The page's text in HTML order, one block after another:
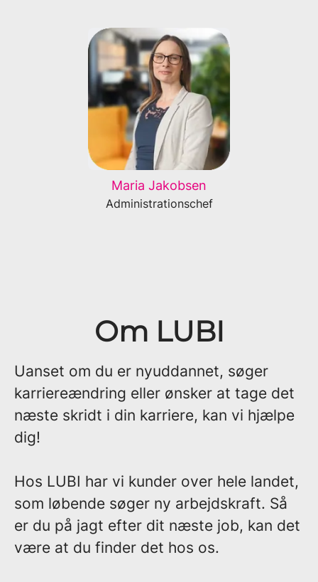
Maria Jakobsen
Administrationschef
Om LUBI
Uanset om du er nyuddannet, søger
karriereændring eller ønsker at tage det
næste skridt i din karriere, kan vi hjælpe
dig!
Hos LUBI har vi kunder over hele landet,
som løbende søger ny arbejdskraft. Så
er du på jagt efter dit næste job, kan det
være at du finder det hos os.